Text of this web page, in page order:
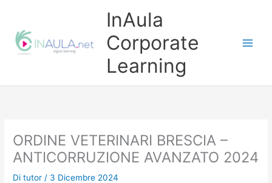
contenuto
InAula
Corporate
Learning
ORDINE VETERINARI BRESCIA –
ANTICORRUZIONE AVANZATO 2024
Ditutor / 3 Dicembre 2024